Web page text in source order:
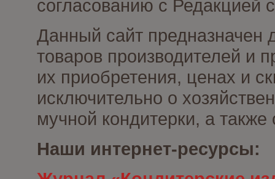
согласованию с Редакцией
Данный сайт предназначен
товаров производителей и
их приобретения, ценах и
исключительно о
мучной кондитерки, а
Наши интернет-ресурсы: